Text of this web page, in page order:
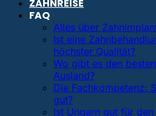
ZAHNREISE
FAQ
Alles über
Ist eine
höchster Qualität?
Wo gibt es den
Ausland?
Die Fachkompetenz:
gut?
Ist Ungarn gut für den